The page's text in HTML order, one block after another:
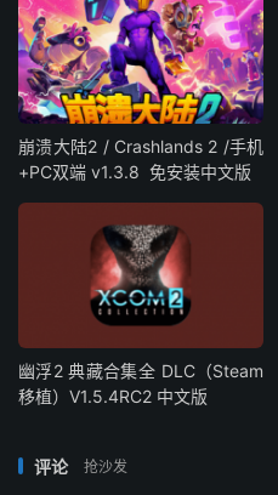
崩溃大陆2 / Crashlands 2 /手机
+PC双端 v1.3.8 免安装中文版
幽浮2 典藏合集全 DLC（Steam
移植）V1.5.4RC2 中文版
评论 抢沙发